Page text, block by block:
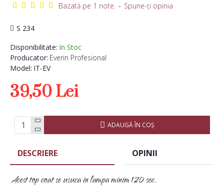
Disponibilitate: In Stoc
Producator: Everin Profesional
Model: IT-EV
S 234
Bazată pe 1 note. - Spune-ţi opinia
39,50 Lei
ADAUGĂ ÎN COŞ
DESCRIERE OPINII
Acest top coat se usuca in lampa minim 120 sec.